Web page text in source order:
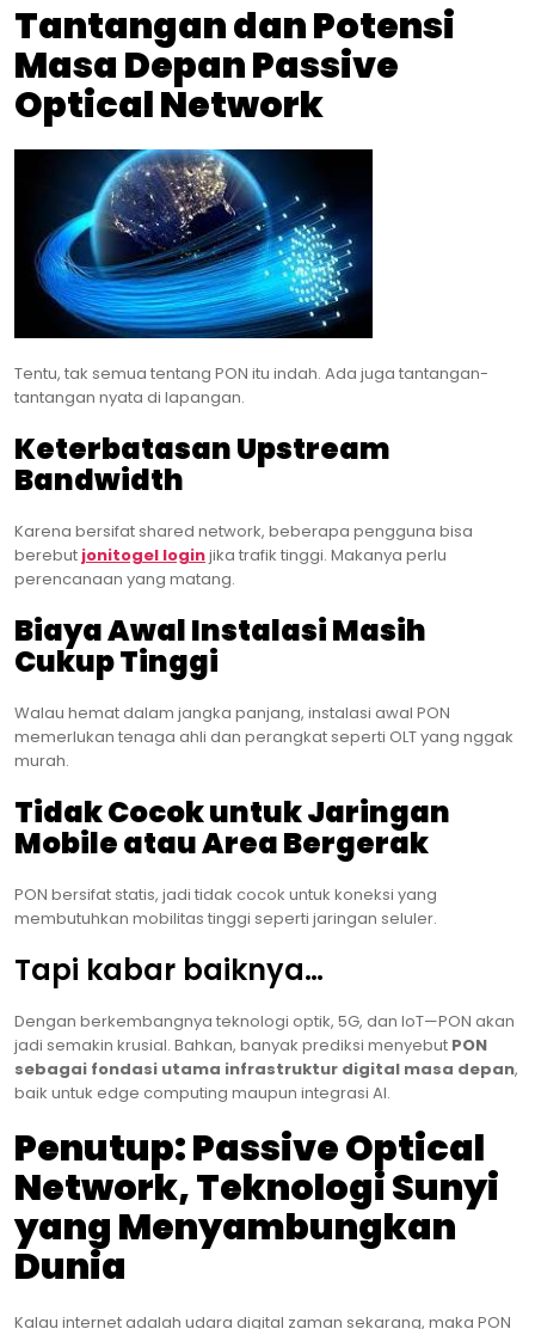
Tantangan dan Potensi
Masa Depan Passive
Optical Network
Tentu, tak semua tentang PON itu indah. Ada juga tantangan-
tantangan nyata di lapangan.
Keterbatasan Upstream
Bandwidth
Karena bersifat shared network, beberapa pengguna bisa
berebut jonitogel loginjika trafik tinggi. Makanya perlu
perencanaan yang matang.
Biaya Awal Instalasi Masih
Cukup Tinggi
Walau hemat dalam jangka panjang, instalasi awal PON
memerlukan tenaga ahli dan perangkat seperti OLT yang nggak
murah.
Tidak Cocok untuk Jaringan
Mobile atau Area Bergerak
PON bersifat statis, jadi tidak cocok untuk koneksi yang
membutuhkan mobilitas tinggi seperti jaringan seluler.
Tapi kabar baiknya…
Dengan berkembangnya teknologi optik, 5G, dan IoT—PON akan
jadi semakin krusial. Bahkan, banyak prediksi menyebut PON
sebagai fondasi utama infrastruktur digital masa depan,
baik untuk edge computing maupun integrasi AI.
Penutup: Passive Optical
Network, Teknologi Sunyi
yang Menyambungkan
Dunia
Kalau internet adalah udara digital zaman sekarang, maka PON